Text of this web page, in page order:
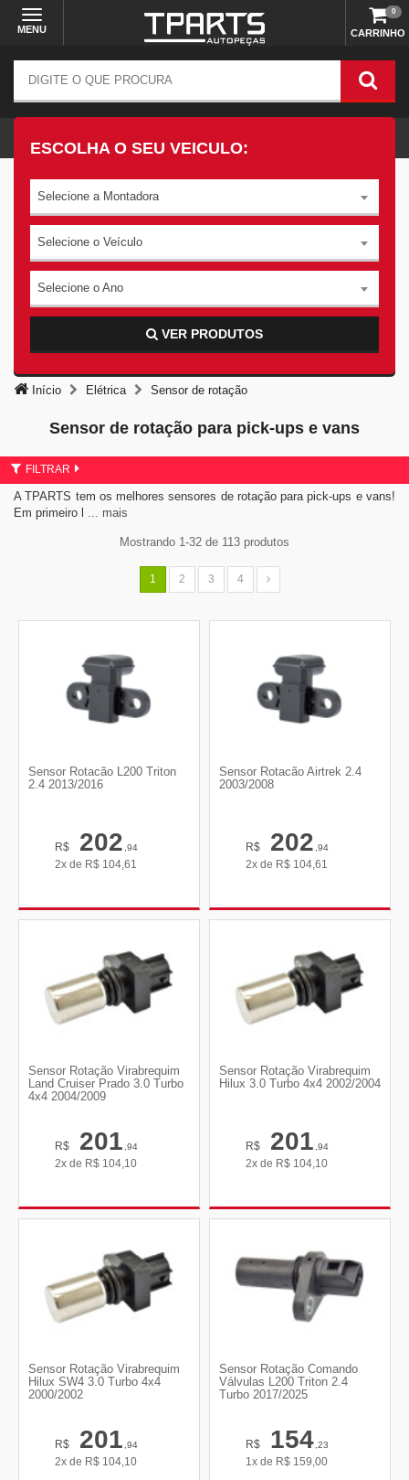
MENU CARRINHO
0
ESCOLHA O SEU VEICULO:
Selecione a Montadora
Selecione o Veículo
Selecione o Ano
VER PRODUTOS
Início Elétrica Sensor de rotação
Sensor de rotação para pick-ups e vans
FILTRAR
A TPARTS tem os melhores sensores de rotação para pick-ups e vans!
Em primeiro l ... mais
Mostrando 1-32 de 113 produtos
1 2 3 4
Sensor Rotacão L200 Triton
2.4 2013/2016
R$ 202,94
2x de R$ 104,61
Sensor Rotacão Airtrek 2.4
2003/2008
R$ 202,94
2x de R$ 104,61
Sensor Rotação Virabrequim
Land Cruiser Prado 3.0 Turbo
4x4 2004/2009
R$ 201,94
2x de R$ 104,10
Sensor Rotação Virabrequim
Hilux 3.0 Turbo 4x4 2002/2004
R$ 201,94
2x de R$ 104,10
Sensor Rotação Virabrequim
Hilux SW4 3.0 Turbo 4x4
2000/2002
R$ 201,94
2x de R$ 104,10
Sensor Rotação Comando
Válvulas L200 Triton 2.4
Turbo 2017/2025
R$ 154,23
1x de R$ 159,00